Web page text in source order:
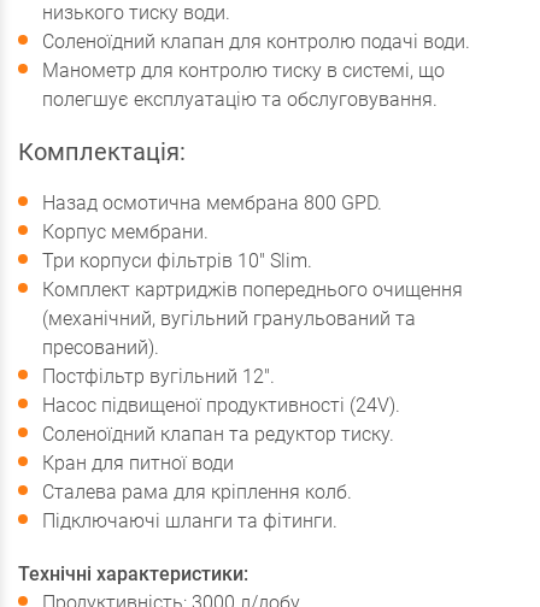
низького тиску води.
Соленоїдний клапан для контролю подачі води.
Манометр для контролю тиску в системі, що
полегшує експлуатацію та обслуговування.
Комплектація:
Назад осмотична мембрана 800 GPD.
Корпус мембрани.
Три корпуси фільтрів 10" Slim.
Комплект картриджів попереднього очищення
(механічний, вугільний гранульований та
пресований).
Постфільтр вугільний 12".
Насос підвищеної продуктивності (24V).
Соленоїдний клапан та редуктор тиску.
Кран для питної води
Сталева рама для кріплення колб.
Підключаючі шланги та фітинги.
Технічні характеристики: